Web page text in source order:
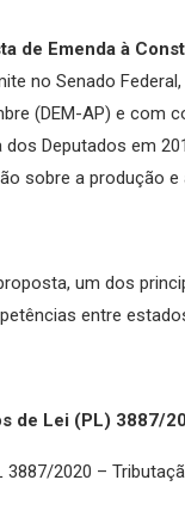
de Emenda à
no Senado
(DEM-AP) e com
dos Deputados em
sobre a produção
um dos
entre
de Lei (PL) 3887/
3887/2020 –